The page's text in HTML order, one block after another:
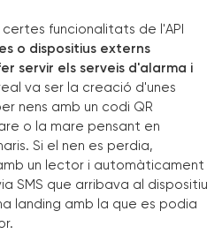
funcionalitats de l'API
o dispositius externs
servir els serveis d'alarma i
va ser la creació d'unes
nens amb un codi QR
o la mare pensant en
Si el nen es perdia,
un lector i automàticament
SMS que arribava al dispositiu
landing amb la que es podia